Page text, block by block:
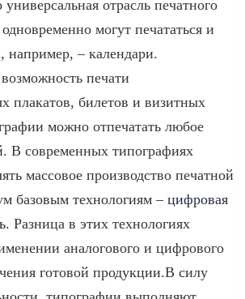
отрасль печатного
могут печататься и
например, – календари.
печати
плакатов, билетов и визитных
можно отпечатать любое
В современных типографиях
массовое производство печатной
базовым технологиям – цифровая
. Разница в этих технологиях
аналогового и цифрового
готовой продукции.В силу